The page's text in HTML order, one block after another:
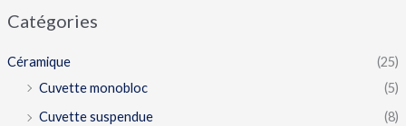
Catégories
Céramique
(25)
Cuvette monobloc
(5)
Cuvette suspendue
(8)